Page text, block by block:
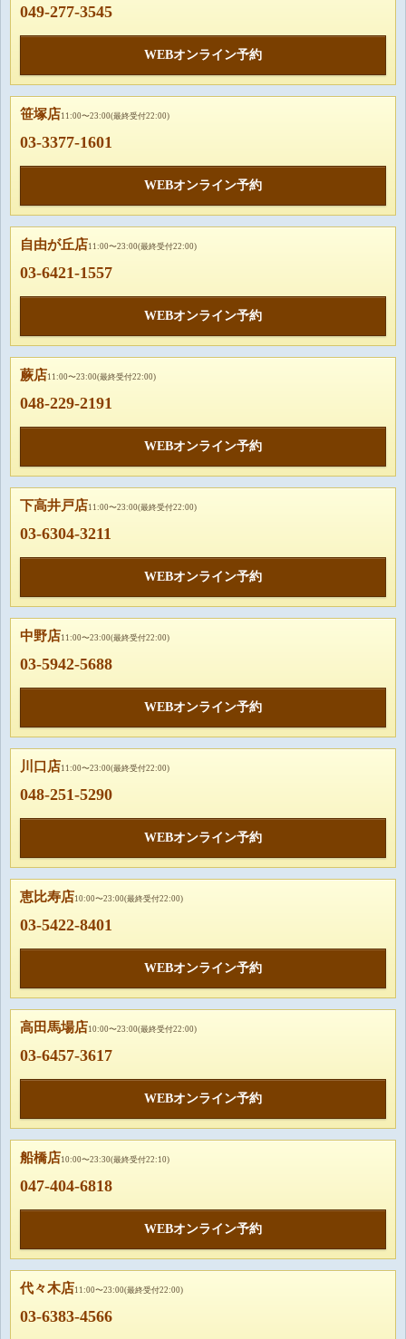
049-277-3545
WEBオンライン予約
笹塚店11:00〜23:00(最終受付22:00)
03-3377-1601
WEBオンライン予約
自由が丘店11:00〜23:00(最終受付22:00)
03-6421-1557
WEBオンライン予約
蕨店11:00〜23:00(最終受付22:00)
048-229-2191
WEBオンライン予約
下高井戸店11:00〜23:00(最終受付22:00)
03-6304-3211
WEBオンライン予約
中野店11:00〜23:00(最終受付22:00)
03-5942-5688
WEBオンライン予約
川口店11:00〜23:00(最終受付22:00)
048-251-5290
WEBオンライン予約
恵比寿店10:00〜23:00(最終受付22:00)
03-5422-8401
WEBオンライン予約
高田馬場店10:00〜23:00(最終受付22:00)
03-6457-3617
WEBオンライン予約
船橋店10:00〜23:30(最終受付22:10)
047-404-6818
WEBオンライン予約
代々木店11:00〜23:00(最終受付22:00)
03-6383-4566